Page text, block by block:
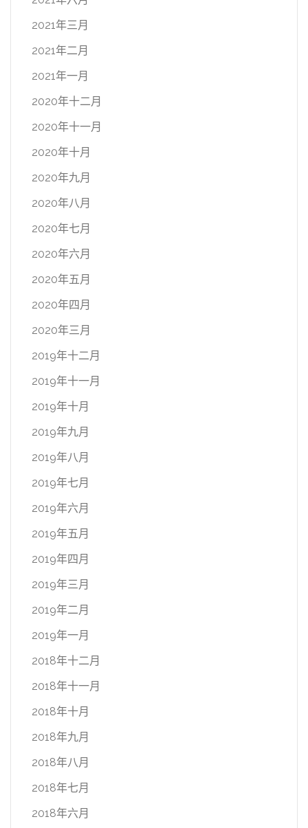
2021年三月
2021年二月
2021年一月
2020年十二月
2020年十一月
2020年十月
2020年九月
2020年八月
2020年七月
2020年六月
2020年五月
2020年四月
2020年三月
2019年十二月
2019年十一月
2019年十月
2019年九月
2019年八月
2019年七月
2019年六月
2019年五月
2019年四月
2019年三月
2019年二月
2019年一月
2018年十二月
2018年十一月
2018年十月
2018年九月
2018年八月
2018年七月
2018年六月